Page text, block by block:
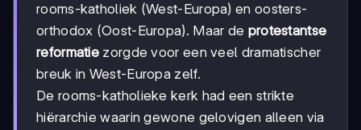
rooms-katholiek (West-Europa) en oosters-
orthodox (Oost-Europa). Maar de protestantse
reformatie zorgde voor een veel dramatischer
breuk in West-Europa zelf.
De rooms-katholieke kerk had een strikte
hiërarchie waarin gewone gelovigen alleen via